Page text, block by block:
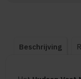
Beschrijving